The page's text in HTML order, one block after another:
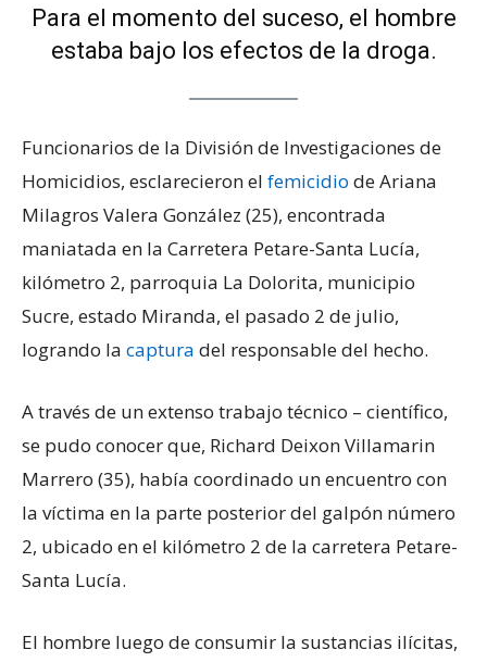
Para el momento del suceso, el hombre
estaba bajo los efectos de la droga.
Funcionarios de la División de Investigaciones de
Homicidios, esclarecieron el femicidio de Ariana
Milagros Valera González (25), encontrada
maniatada en la Carretera Petare-Santa Lucía,
kilómetro 2, parroquia La Dolorita, municipio
Sucre, estado Miranda, el pasado 2 de julio,
logrando la captura del responsable del hecho.
A través de un extenso trabajo técnico – científico,
se pudo conocer que, Richard Deixon Villamarin
Marrero (35), había coordinado un encuentro con
la víctima en la parte posterior del galpón número
2, ubicado en el kilómetro 2 de la carretera Petare-
Santa Lucía.
El hombre luego de consumir la sustancias ilícitas,